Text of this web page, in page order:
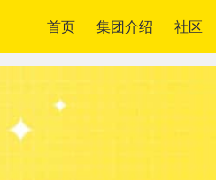
首页 集团介绍 社区